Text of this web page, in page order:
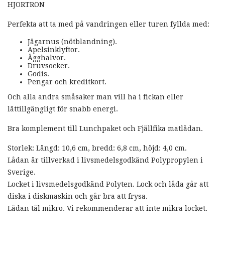
HJORTRON
Perfekta att ta med på vandringen eller turen fyllda med:
Jägarnus (nötblandning).
Apelsinklyftor.
Ägghalvor.
Druvsocker.
Godis.
Pengar och kreditkort.
Och alla andra småsaker man vill ha i fickan eller
lättillgängligt för snabb energi.
Bra komplement till Lunchpaket och Fjällfika matlådan.
Storlek: Längd: 10,6 cm, bredd: 6,8 cm, höjd: 4,0 cm.
Lådan är tillverkad i livsmedelsgodkänd Polypropylen i
Sverige.
Locket i livsmedelsgodkänd Polyten. Lock och låda går att
diska i diskmaskin och går bra att frysa.
Lådan tål mikro. Vi rekommenderar att inte mikra locket.